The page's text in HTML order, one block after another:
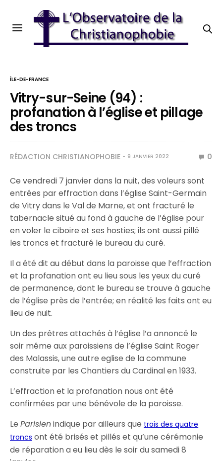
ÎLE-DE-FRANCE
Vitry-sur-Seine (94) :
profanation à l’église et pillage
des troncs
RÉDACTION CHRISTIANOPHOBIE 9 JANVIER 2022 0
Ce vendredi 7 janvier dans la nuit, des voleurs sont
entrées par effraction dans l’église Saint-Germain
de Vitry dans le Val de Marne, et ont fracturé le
tabernacle situé au fond à gauche de l’église pour
en voler le ciboire et ses hosties; ils ont aussi pillé
les troncs et fracturé le bureau du curé.
Il a été dit au début dans la paroisse que l’effraction
et la profanation ont eu lieu sous les yeux du curé
de permanence, dont le bureau se trouve à gauche
de l’église près de l’entrée; en réalité les faits ont eu
lieu de nuit.
Un des prêtres attachés à l’église l’a annoncé le
soir même aux paroissiens de l’église Saint Roger
des Malassis, une autre eglise de la commune
construite par les Chantiers du Cardinal en 1933.
L’effraction et la profanation nous ont été
confirmées par une bénévole de la paroisse.
LeParisienindique par ailleurs que trois des quatre
troncs ont été brisés et pillés et qu’une cérémonie
de réparation a eu lieu dès le soir du samedi 8